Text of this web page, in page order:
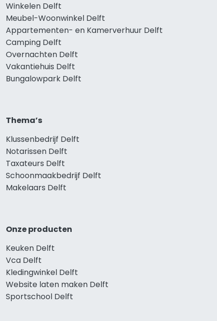
Winkelen Delft
Meubel-Woonwinkel Delft
Appartementen- en Kamerverhuur Delft
Camping Delft
Overnachten Delft
Vakantiehuis Delft
Bungalowpark Delft
Thema’s
Klussenbedrijf Delft
Notarissen Delft
Taxateurs Delft
Schoonmaakbedrijf Delft
Makelaars Delft
Onze producten
Keuken Delft
Vca Delft
Kledingwinkel Delft
Website laten maken Delft
Sportschool Delft